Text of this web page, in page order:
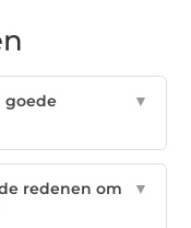
goede
▼
redenen om
▼